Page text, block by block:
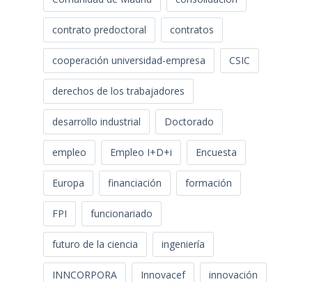
contrato predoctoral contratos
cooperación universidad-empresa CSIC
derechos de los trabajadores
desarrollo industrial Doctorado
empleo Empleo I+D+i Encuesta
Europa financiación formación
FPI funcionariado
futuro de la ciencia ingeniería
INNCORPORA Innovacef innovación